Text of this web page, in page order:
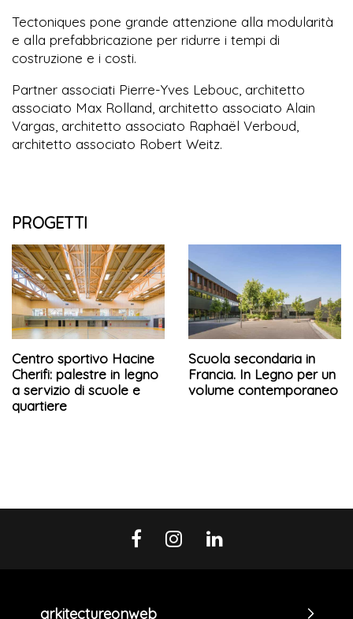
Tectoniques pone grande attenzione alla modularità
e alla prefabbricazione per ridurre i tempi di
costruzione e i costi.
Partner associati Pierre-Yves Lebouc, architetto
associato Max Rolland, architetto associato Alain
Vargas, architetto associato Raphaël Verboud,
architetto associato Robert Weitz.
PROGETTI
Centro sportivo Hacine
Cherifi: palestre in legno
a servizio di scuole e
quartiere
Scuola secondaria in
Francia. In Legno per un
volume contemporaneo
arkitectureonweb